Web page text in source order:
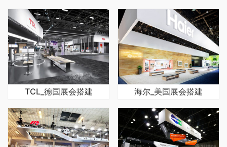
TCL_德国展会搭建 海尔_美国展会搭建